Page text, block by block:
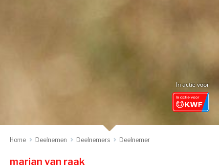
In actie voor
Home Deelnemen Deelnemers Deelnemer
marian van raak